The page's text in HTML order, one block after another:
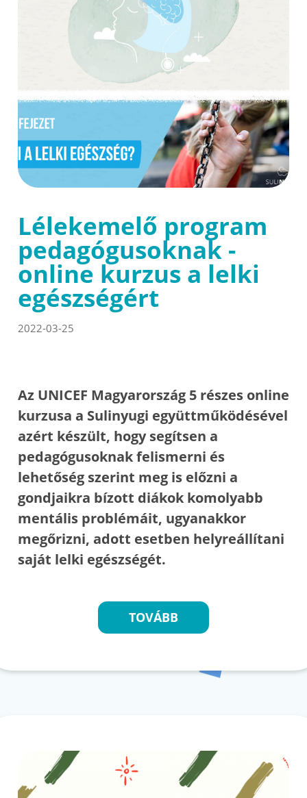
Lélekemelő program
pedagógusoknak -
online kurzus a lelki
egészségért
2022-03-25
Az UNICEF Magyarország 5 részes online
kurzusa a Sulinyugi együttműködésével
azért készült, hogy segítsen a
pedagógusoknak felismerni és
lehetőség szerint meg is előzni a
gondjaikra bízott diákok komolyabb
mentális problémáit, ugyanakkor
megőrizni, adott esetben helyreállítani
saját lelki egészségét.
TOVÁBB